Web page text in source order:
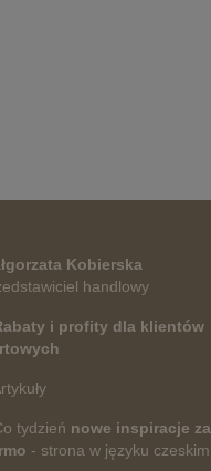
Kobierska
handlowy
i profity dla klientów
tydzień nowe inspiracje za
- strona w języku czeskim